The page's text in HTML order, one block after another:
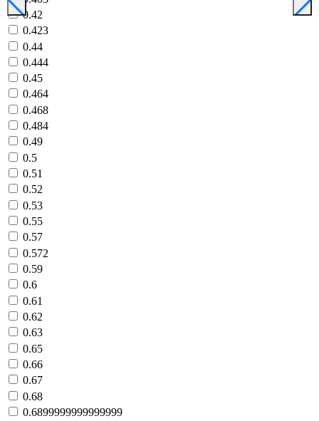
0.42
0.423
0.44
0.444
0.45
0.464
0.468
0.484
0.49
0.5
0.51
0.52
0.53
0.55
0.57
0.572
0.59
0.6
0.61
0.62
0.63
0.65
0.66
0.67
0.68
0.6899999999999999